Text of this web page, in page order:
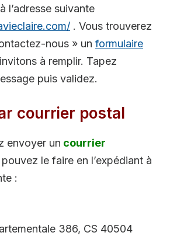
l’adresse suivante
. Vous trouverez
nous » un formulaire
à remplir. Tapez
puis validez.
courrier postal
envoyer un courrier
le faire en l’expédiant à
:
386, CS 40504